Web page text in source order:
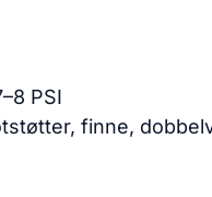
PSI
finne,